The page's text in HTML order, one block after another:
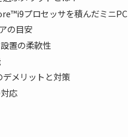
プロセッサを積んだミニPC
の目安
置の柔軟性
メリットと対策
応